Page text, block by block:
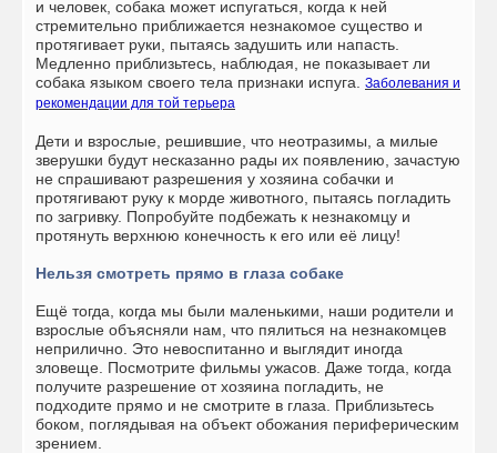
и человек, собака может испугаться, когда к ней
стремительно приближается незнакомое существо и
протягивает руки, пытаясь задушить или напасть.
Медленно приблизьтесь, наблюдая, не показывает ли
собака языком своего тела признаки испуга. Заболевания и
рекомендации для той терьера
Дети и взрослые, решившие, что неотразимы, а милые
зверушки будут несказанно рады их появлению, зачастую
не спрашивают разрешения у хозяина собачки и
протягивают руку к морде животного, пытаясь погладить
по загривку. Попробуйте подбежать к незнакомцу и
протянуть верхнюю конечность к его или её лицу!
Нельзя смотреть прямо в глаза собаке
Ещё тогда, когда мы были маленькими, наши родители и
взрослые объясняли нам, что пялиться на незнакомцев
неприлично. Это невоспитанно и выглядит иногда
зловеще. Посмотрите фильмы ужасов. Даже тогда, когда
получите разрешение от хозяина погладить, не
подходите прямо и не смотрите в глаза. Приблизьтесь
боком, поглядывая на объект обожания периферическим
зрением.